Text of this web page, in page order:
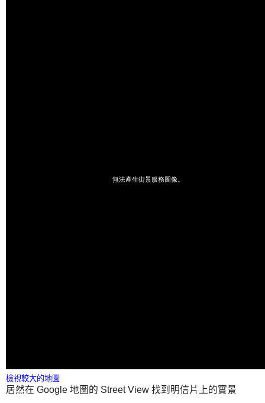
檢視較大的地圖
居然在 Google 地圖的 Street View 找到明信片上的實景